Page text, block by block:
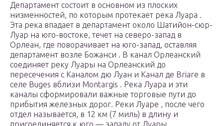
Департамент состоит в основном из плоских
низменностей, по которым протекает река Луара .
Эта река впадает в департамент около Шатийон-сюр-
Луар на юго-востоке, течет на северо-запад в
Орлеан, где поворачивает на юго-запад, оставляя
департамент возле Божанси . В канал Орлеанский
соединяет реку Луары на Орлеанский до
пересечения с Каналом дю Луан и Канал де Briare в
селе Buges вблизи Montargis . Река Луара и эти
каналы сформировали важные торговые пути до
прибытия железных дорог. Реки Луаре , после чего
отдел называется, в 12 км (7 миль) в длину и
присоединяется к юго — западу от Луары